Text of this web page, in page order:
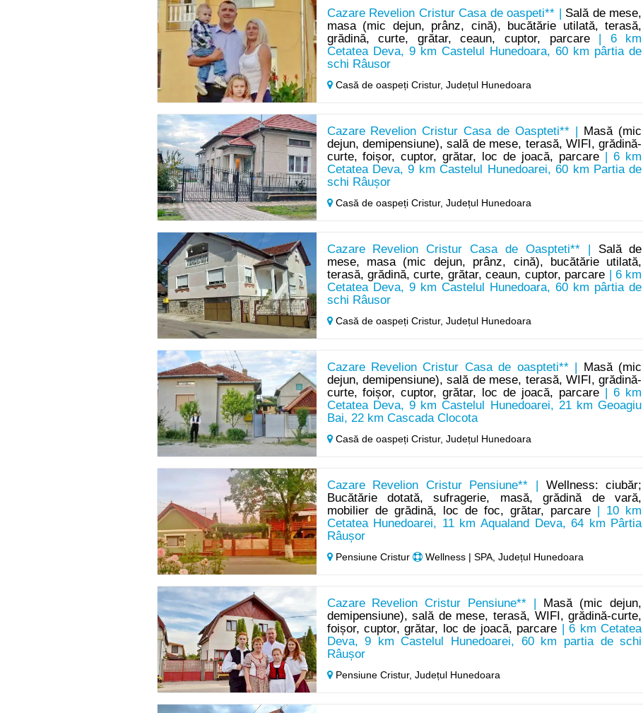
Cazare Revelion Cristur Casa de oaspeti** | Sală de mese,
masa (mic dejun, prânz, cină), bucătărie utilată, terasă,
grădină, curte, grătar, ceaun, cuptor, parcare| 6 km
Cetatea Deva, 9 km Castelul Hunedoara, 60 km pârtia de
schi Râusor
Casă de oaspeți Cristur, Județul Hunedoara
Cazare Revelion Cristur Casa de Oaspteti** | Masă (mic
dejun, demipensiune), sală de mese, terasă, WIFI, grădină-
curte, foișor, cuptor, grătar, loc de joacă, parcare | 6 km
Cetatea Deva, 9 km Castelul Hunedoarei, 60 km Partia de
schi Râușor
Casă de oaspeți Cristur, Județul Hunedoara
Cazare Revelion Cristur Casa de Oaspteti** | Sală de
mese, masa (mic dejun, prânz, cină), bucătărie utilată,
terasă, grădină, curte, grătar, ceaun, cuptor, parcare | 6 km
Cetatea Deva, 9 km Castelul Hunedoara, 60 km pârtia de
schi Râusor
Casă de oaspeți Cristur, Județul Hunedoara
Cazare Revelion Cristur Casa de oaspteti** |
Masă (mic
dejun, demipensiune), sală de mese, terasă, WIFI, grădină-
curte, foișor, cuptor, grătar, loc de joacă, parcare | 6 km
Cetatea Deva, 9 km Castelul Hunedoarei, 21 km Geoagiu
Bai, 22 km Cascada Clocota
Casă de oaspeți Cristur, Județul Hunedoara
Cazare Revelion Cristur Pensiune** | Wellness: ciubăr;
Bucătărie dotată, sufragerie, masă, grădină de vară,
mobilier de grădină, loc de foc, grătar, parcare | 10 km
Cetatea Hunedoarei, 11 km Aqualand Deva, 64 km Pârtia
Râușor
Pensiune Cristur Wellness | SPA, Județul Hunedoara
Cazare Revelion Cristur Pensiune** | Masă (mic dejun,
demipensiune), sală de mese, terasă, WIFI, grădină-curte,
foișor, cuptor, grătar, loc de joacă, parcare | 6 km Cetatea
Deva, 9 km Castelul Hunedoarei, 60 km partia de schi
Râușor
Pensiune Cristur, Județul Hunedoara